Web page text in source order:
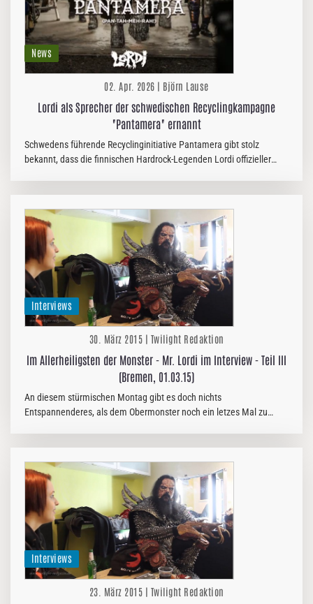
News
02. Apr. 2026 | Björn Lause
Lordi als Sprecher der schwedischen Recyclingkampagne
"Pantamera" ernannt
Schwedens führende Recyclinginitiative Pantamera gibt stolz
bekannt, dass die finnischen Hardrock-Legenden Lordi offizieller
Interviews
30. März 2015 | Twilight Redaktion
Im Allerheiligsten der Monster - Mr. Lordi im Interview - Teil III
(Bremen, 01.03.15)
An diesem stürmischen Montag gibt es doch nichts
Entspannenderes, als dem Obermonster noch ein letzes Mal zu
Interviews
23. März 2015 | Twilight Redaktion